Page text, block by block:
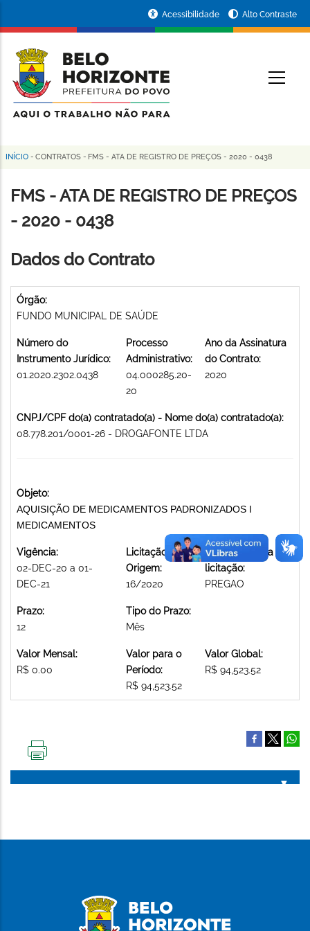
conteúdo
principal
da
Prefeitura
de
Horizonte
Acessibilidade Alto Contraste
Trilha
de
navegação
INÍCIO - CONTRATOS - FMS - ATA DE REGISTRO DE PREÇOS - 2020 - 0438
FMS - ATA DE REGISTRO DE PREÇOS
- 2020 - 0438
Dados do Contrato
Órgão:
FUNDO MUNICIPAL DE SAÚDE
Número do
Instrumento Jurídico:
01.2020.2302.0438
Processo
Administrativo:
04.000285.20-
20
Ano da Assinatura
do Contrato:
2020
CNPJ/CPF do(a) contratado(a) - Nome do(a) contratado(a):
08.778.201/0001-26 - DROGAFONTE LTDA
Objeto:
AQUISIÇÃO DE MEDICAMENTOS PADRONIZADOS I
MEDICAMENTOS
Vigência:
02-DEC-20 a 01-
DEC-21
Licitação de
Origem:
16/2020
Modalidade da
licitação:
PREGAO
Prazo:
12
Tipo do Prazo:
Mês
Valor Mensal:
R$ 0.00
Valor para o
Período:
R$ 94,523.52
Valor Global:
R$ 94,523.52
PÁGINA